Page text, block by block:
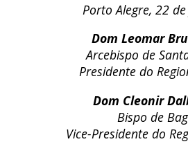
Porto Alegre, 22
Dom Leomar
Arcebispo de
Presidente do
Dom Cleonir
Bispo de
Vice-Presidente do